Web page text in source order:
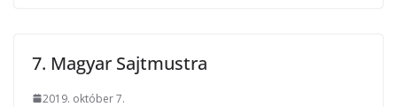
7. Magyar Sajtmustra
2019. október 7.